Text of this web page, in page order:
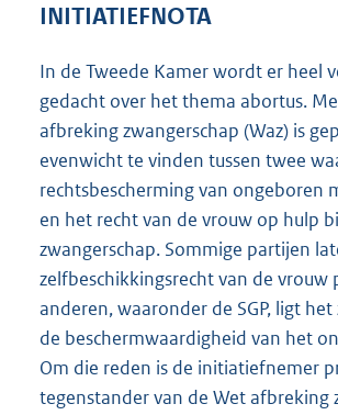
K
b
INITIATIEFNOTA
In de Tweede Kamer wordt er heel
gedacht over het thema abortus.
afbreking zwangerschap (Waz) is
evenwicht te vinden tussen twee
rechtsbescherming van ongeboren
en het recht van de vrouw op hulp
zwangerschap. Sommige partijen
zelfbeschikkingsrecht van de vrouw
anderen, waaronder de SGP, ligt
de beschermwaardigheid van het
Om die reden is de initiatiefnemer
tegenstander van de Wet afbreking